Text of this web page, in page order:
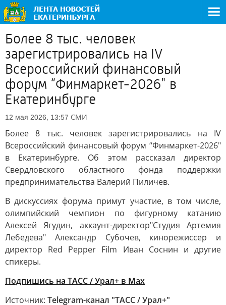
Более 8 тыс. человек
зарегистрировались на IV
Всероссийский финансовый
форум “Финмаркет-2026" в
Екатеринбурге
12 мая 2026, 13:57 СМИ
Более 8 тыс. человек зарегистрировались на IV
Всероссийский финансовый форум “Финмаркет-2026"
в Екатеринбурге. Об этом рассказал директор
Свердловского областного фонда поддержки
предпринимательства Валерий Пиличев.
В дискуссиях форума примут участие, в том числе,
олимпийский чемпион по фигурному катанию
Алексей Ягудин, аккаунт-директор"Студия Артемия
Лебедева" Александр Субочев, кинорежиссер и
директор Red Pepper Film Иван Соснин и другие
спикеры.
Подпишись на ТАСС / Урал+ в Max
Источник: Telegram-канал "ТАСС / Урал+"